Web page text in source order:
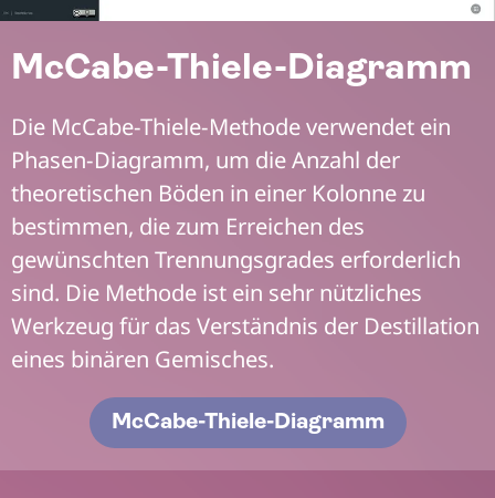
McCabe-Thiele-Diagramm
Die McCabe-Thiele-Methode verwendet ein
Phasen-Diagramm, um die Anzahl der
theoretischen Böden in einer Kolonne zu
bestimmen, die zum Erreichen des
gewünschten Trennungsgrades erforderlich
sind. Die Methode ist ein sehr nützliches
Werkzeug für das Verständnis der Destillation
eines binären Gemisches.
McCabe-Thiele-Diagramm